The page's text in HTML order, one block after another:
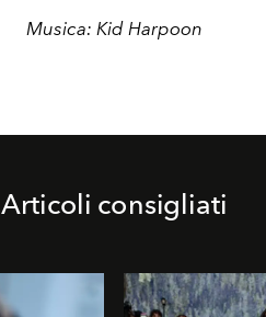
Musica: Kid Harpoon
Articoli consigliati